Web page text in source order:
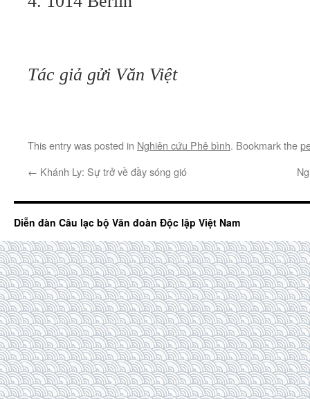
Tác giả gửi Văn Việt
This entry was posted in Nghiên cứu Phê bình. Bookmark the
← Khánh Ly: Sự trở về đầy sóng gió
Diễn đàn Câu lạc bộ Văn đoàn Độc lập Việt Nam